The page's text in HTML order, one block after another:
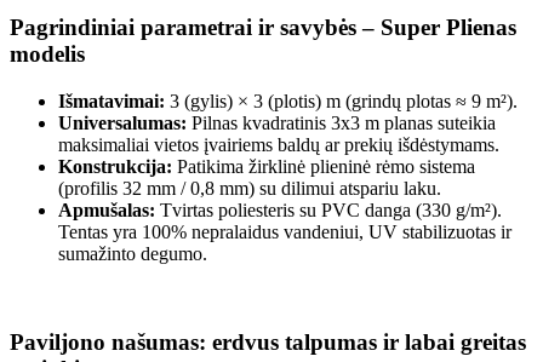
Pagrindiniai parametrai ir savybės – Super Plienas
modelis
Išmatavimai: 3 (gylis) × 3 (plotis) m (grindų plotas ≈ 9 m²).
Universalumas: Pilnas kvadratinis 3x3 m planas suteikia
maksimaliai vietos įvairiems baldų ar prekių išdėstymams.
Konstrukcija: Patikima žirklinė plieninė rėmo sistema
(profilis 32 mm / 0,8 mm) su dilimui atspariu laku.
Apmušalas: Tvirtas poliesteris su PVC danga (330 g/m²).
Tentas yra 100% nepralaidus vandeniui, UV stabilizuotas ir
sumažinto degumo.
Paviljono našumas: erdvus talpumas ir labai greitas